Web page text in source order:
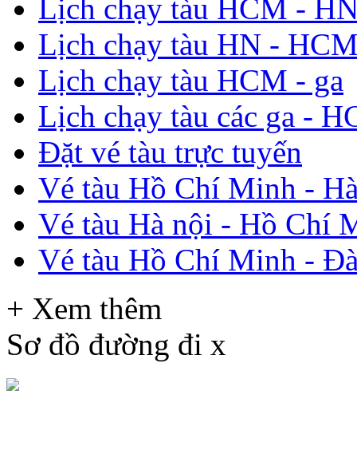
Lịch chạy tàu HCM -
Lịch chạy tàu HN -
Lịch chạy tàu HCM - ga
Lịch chạy tàu các ga -
Đặt vé tàu trực tuyến
Vé tàu Hồ Chí Minh -
Vé tàu Hà nội - Hồ Chí
Vé tàu Hồ Chí Minh -
+ Xem thêm
Sơ đồ đường đi x